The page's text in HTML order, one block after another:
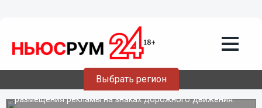
Выбрать регион
НУФАС запретил рекламу на дорожных
Нижегородское УФАС в мае-июне 2011 года провело
контрольное мероприятие по выявлению фактов
размещения рекламы на знаках дорожного движения.